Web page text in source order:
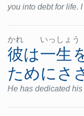
you into debt for life.
かれ
彼は
いっ しょ う
一生
ために さ
He has dedicated